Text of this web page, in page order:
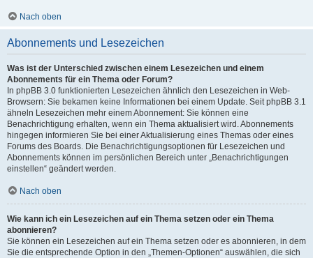
Nach oben
Abonnements und Lesezeichen
Was ist der Unterschied zwischen einem Lesezeichen und einem
Abonnements für ein Thema oder Forum?
In phpBB 3.0 funktionierten Lesezeichen ähnlich den Lesezeichen in Web-
Browsern: Sie bekamen keine Informationen bei einem Update. Seit phpBB 3.1
ähneln Lesezeichen mehr einem Abonnement: Sie können eine
Benachrichtigung erhalten, wenn ein Thema aktualisiert wird. Abonnements
hingegen informieren Sie bei einer Aktualisierung eines Themas oder eines
Forums des Boards. Die Benachrichtigungsoptionen für Lesezeichen und
Abonnements können im persönlichen Bereich unter „Benachrichtigungen
einstellen“ geändert werden.
Nach oben
Wie kann ich ein Lesezeichen auf ein Thema setzen oder ein Thema
abonnieren?
Sie können ein Lesezeichen auf ein Thema setzen oder es abonnieren, in dem
Sie die entsprechende Option in den „Themen-Optionen“ auswählen, die sich